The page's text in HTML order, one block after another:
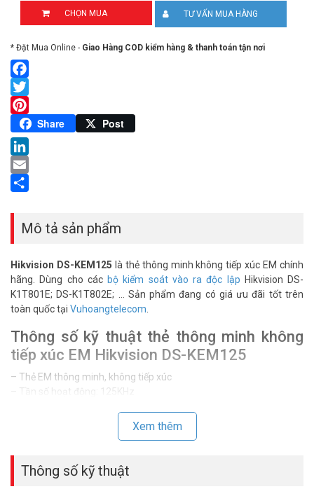
CHỌN MUA TƯ VẤN MUA HÀNG
* Đặt Mua Online - Giao Hàng COD kiểm hàng & thanh toán tận nơi
Facebook
Twitter
Pinterest
Share Post
LinkedIn
Email
Mô tả sản phẩm
Hikvision DS-KEM125 là thẻ thông minh không tiếp xúc EM chính
hãng. Dùng cho các bộ kiểm soát vào ra độc lập Hikvision DS-
K1T801E; DS-K1T802E; … Sản phẩm đang có giá ưu đãi tốt trên
toàn quốc tại Vuhoangtelecom
Thông số kỹ thuật thẻ thông minh không
tiếp xúc EM Hikvision DS-KEM125
– Thẻ EM thông minh, không tiếp xúc
– Tần số hoạt động: 125KHz
– Khoảng cách cảm nhận: không quá 100mm
– Nhiệt độ làm việc: -20 ℃ – + 75 ℃
– Cân nặng: 0.23kg (0.51lb)
– Xuất xứ: Trung Quốc
Xem thêm
Thông số kỹ thuật